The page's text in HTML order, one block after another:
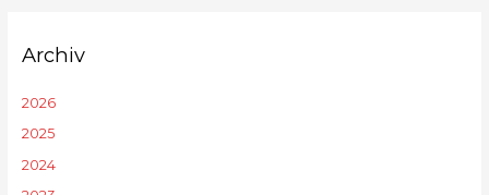
Archiv
2026
2025
2024